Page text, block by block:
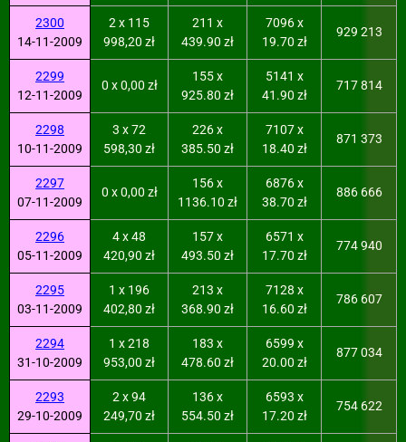
2300
14-11-2009
2 x 115
998,20 zł
211 x
439.90 zł
7096 x
19.70 zł
929 213
2299
12-11-2009
0 x 0,00 zł
155 x
925.80 zł
5141 x
41.90 zł
717 814
2298
10-11-2009
3 x 72
598,30 zł
226 x
385.50 zł
7107 x
18.40 zł
871 373
2297
07-11-2009
0 x 0,00 zł
156 x
1136.10 zł
6876 x
38.70 zł
886 666
2296
05-11-2009
4 x 48
420,90 zł
157 x
493.50 zł
6571 x
17.70 zł
774 940
2295
03-11-2009
1 x 196
402,80 zł
213 x
368.90 zł
7128 x
16.60 zł
786 607
2294
31-10-2009
1 x 218
953,00 zł
183 x
478.60 zł
6599 x
20.00 zł
877 034
2293
29-10-2009
2 x 94
249,70 zł
136 x
554.50 zł
6593 x
17.20 zł
754 622